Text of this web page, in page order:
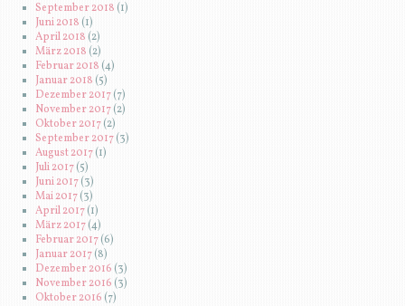
September 2018 (1)
Juni 2018 (1)
April 2018(2)
März 2018 (2)
Februar 2018(4)
Januar 2018 (5)
Dezember 2017(7)
November 2017(2)
Oktober 2017(2)
September 2017(3)
August 2017(1)
Juli 2017(5)
Juni 2017(3)
Mai 2017(3)
April 2017(1)
März 2017(4)
Februar 2017(6)
Januar 2017(8)
Dezember 2016 (3)
November 2016 (3)
Oktober 2016(7)